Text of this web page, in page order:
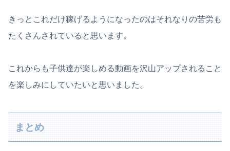
きっとこれだけ稼げるようになったのはそれなりの苦労も
たくさんされていると思います。
これからも子供達が楽しめる動画を沢山アップされること
を楽しみにしていたいと思いました。
まとめ